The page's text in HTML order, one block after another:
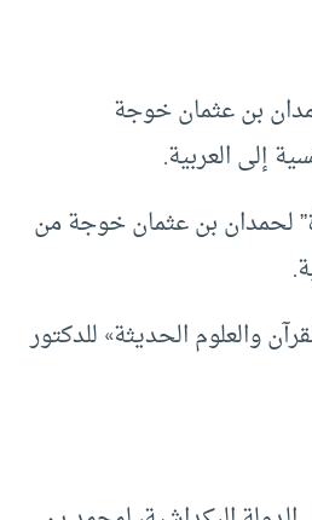
بن عثمان خوجة
إلى العربية.
لحمدان بن عثمان خوجة من
والعلوم الحديثة» للدكتور